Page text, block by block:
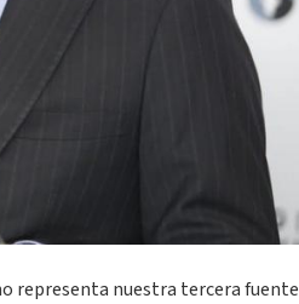
representa nuestra tercera fuente